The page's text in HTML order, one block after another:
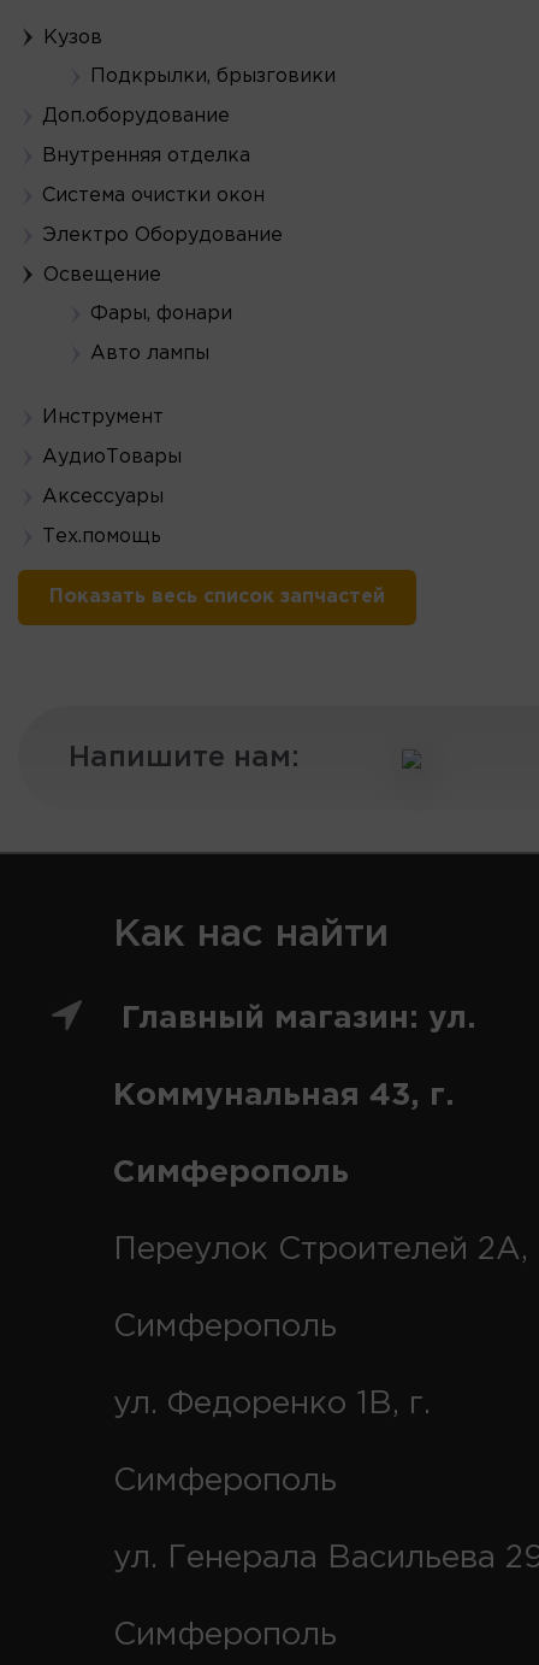
Кузов
Подкрылки, брызговики
Доп.оборудование
Внутренняя отделка
Система очистки окон
Электро Оборудование
Освещение
Фары, фонари
Авто лампы
Инструмент
АудиоТовары
Аксессуары
Тех.помощь
Показать весь список запчастей
Напишите нам:
Как нас найти
Главный магазин: ул.
Коммунальная 43, г.
Симферополь
Переулок Строителей 2А,
Симферополь
ул. Федоренко 1В, г.
Симферополь
ул. Генерала Васильева
Симферополь